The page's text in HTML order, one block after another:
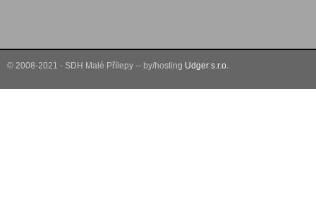
© 2008-2021 - SDH Malé Přílepy -- by/hosting Udger s.r.o.